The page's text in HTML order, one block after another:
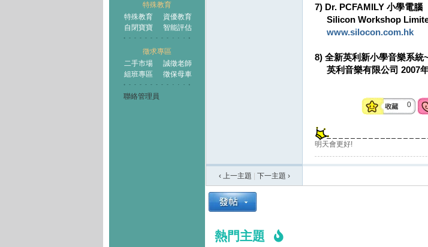
特殊教育
特殊教育
資優教育
自閉寶寶
智能評估
徵求專區
二手市場
誠徵老師
組班專區
徵保母車
聯絡管理員
7) Dr. PCFAMILY 小學電腦
Silicon Workshop
www.silocon.com.hk
8) 全新英利新小學音樂系
英利音樂有限公司 2007
0
明天會更好!
‹ 上一主題
下一主題 ›
熱門主題